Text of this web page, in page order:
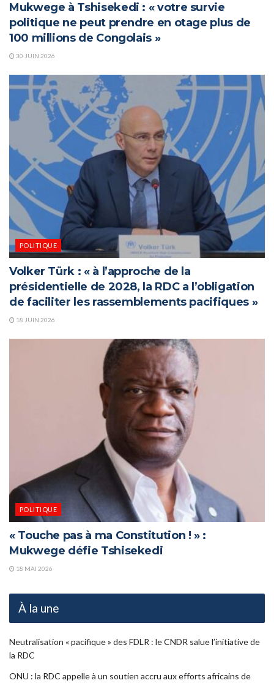
Mukwege à Tshisekedi : « votre survie
politique ne peut prendre en otage plus de
100 millions de Congolais »
30 JUIN 2026
POLITIQUE
Volker Türk : « à l’approche de la
présidentielle de 2028, la RDC a l’obligation
de faciliter les rassemblements pacifiques »
18 JUIN 2026
POLITIQUE
« Touche pas à ma Constitution ! » :
Mukwege défie Tshisekedi
18 MAI 2026
À la une
Neutralisation « pacifique » des FDLR : le CNDR salue l’initiative de
la RDC
ONU : la RDC appelle à un soutien accru aux efforts africains de